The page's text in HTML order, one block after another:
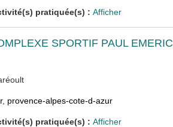
pratiquée(s) : Afficher
SPORTIF PAUL EMERIC
, provence-alpes-cote-d-azur
pratiquée(s) : Afficher